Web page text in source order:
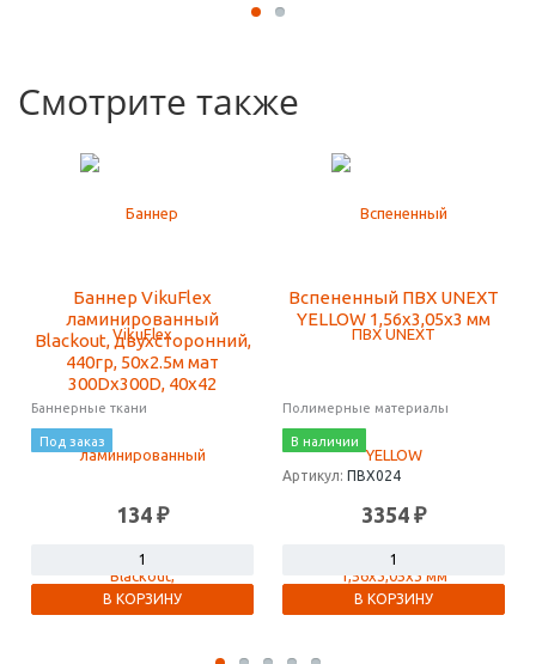
Смотрите также
Баннер VikuFlex
ламинированный
Blackout, двухсторонний,
440гр, 50x2.5м мат
300Dx300D, 40x42
Баннерные ткани
Под заказ
134 ₽
В КОРЗИНУ
Вспененный ПВХ UNEXT
YELLOW 1,56х3,05х3 мм
Полимерные материалы
В наличии
Артикул: ПВХ024
3354 ₽
В КОРЗИНУ